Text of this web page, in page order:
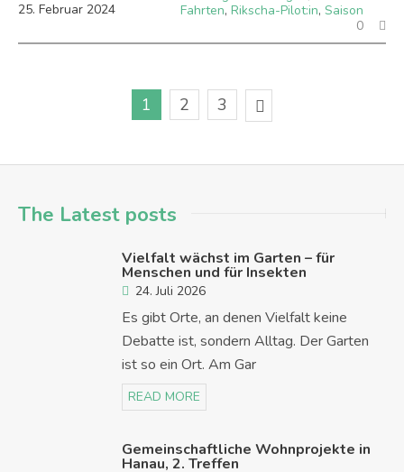
25. Februar 2024
Fahrten, Rikscha-Pilot:in, Saison
0
1 2 3
The Latest posts
Vielfalt wächst im Garten – für
Menschen und für Insekten
24. Juli 2026
Es gibt Orte, an denen Vielfalt keine
Debatte ist, sondern Alltag. Der Garten
ist so ein Ort. Am Gar
READ MORE
Gemeinschaftliche Wohnprojekte in
Hanau, 2. Treffen